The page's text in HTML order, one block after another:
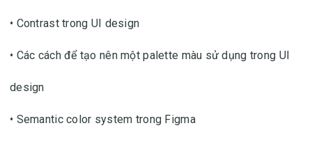
• Contrast trong UI design
• Các cách để tạo nên một palette màu sử dụng trong UI
design
• Semantic color system trong Figma